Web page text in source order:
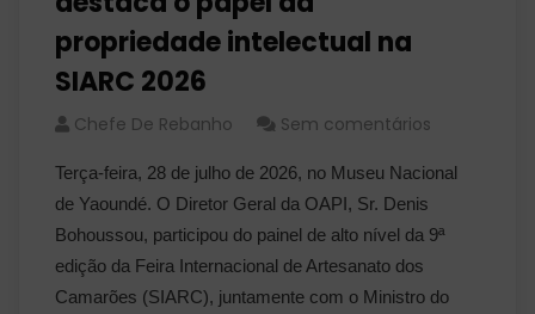
propriedade intelectual na
SIARC 2026
Chefe De Rebanho Sem comentários
Terça-feira, 28 de julho de 2026, no Museu Nacional
de Yaoundé. O Diretor Geral da OAPI, Sr. Denis
Bohoussou, participou do painel de alto nível da 9ª
edição da Feira Internacional de Artesanato dos
Camarões (SIARC), juntamente com o Ministro do